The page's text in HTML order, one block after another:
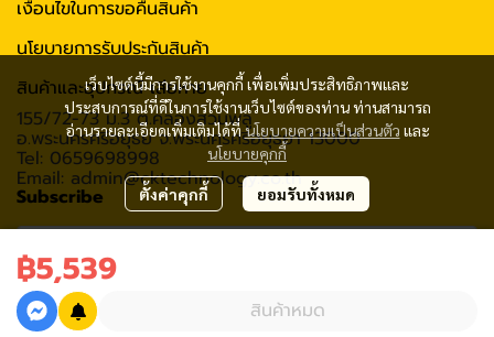
฿5,539
สินค้าหมด
เว็บไซต์นี้มีการใช้งานคุกกี้ เพื่อเพิ่มประสิทธิภาพและ
ประสบการณ์ที่ดีในการใช้งานเว็บไซต์ของท่าน ท่านสามารถ
อ่านรายละเอียดเพิ่มเติมได้ที่นโยบายความเป็นส่วนตัว และ
นโยบายคุกกี้
ตั้งค่าคุกกี้ ยอมรับทั้งหมด
เงื่อนไขในการขอคืนสินค้า
นโยบายการรับประกันสินค้า
สินค้าและอุปกรณ์ เสียหาย
155/72-73 ม.3 ต.คลองสวนพลู
อ.พระนครศรีอยุธย จ.พระนครศรีอยุธยา 13000
Tel: 0659698998
Email: admin@cktechnology.co.th
Subscribe
รับข่าวสาร